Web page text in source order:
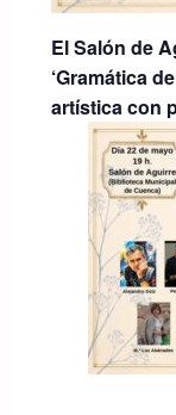
El Salón de
‘Gramática
artística con